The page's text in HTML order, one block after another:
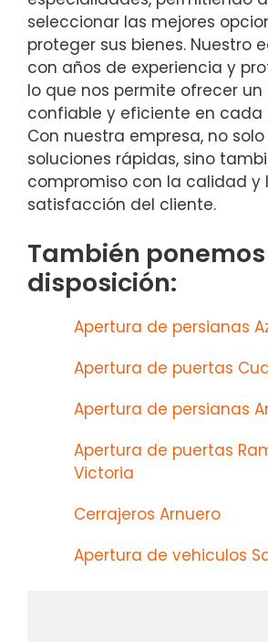
seleccionar las mejores
proteger sus bienes. Nuestro
con años de experiencia y
lo que nos permite ofrecer un
confiable y eficiente en cada
Con nuestra empresa, no
soluciones rápidas, sino
compromiso con la calidad y
satisfacción del cliente.
También
disposición:
Apertura de persianas
Apertura de puertas
Apertura de persianas
Apertura de puertas
Victoria
Cerrajeros Arnuero
Apertura de vehiculos